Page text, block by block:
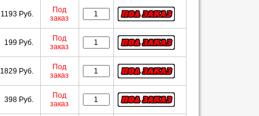
1193 Руб.
Под
заказ
199 Руб.
Под
заказ
1829 Руб.
Под
заказ
398 Руб.
Под
заказ